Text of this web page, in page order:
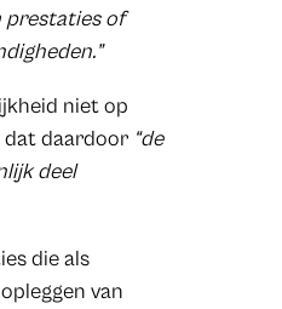
prestaties of
niet op
dat daardoor“de
deel
die als
van